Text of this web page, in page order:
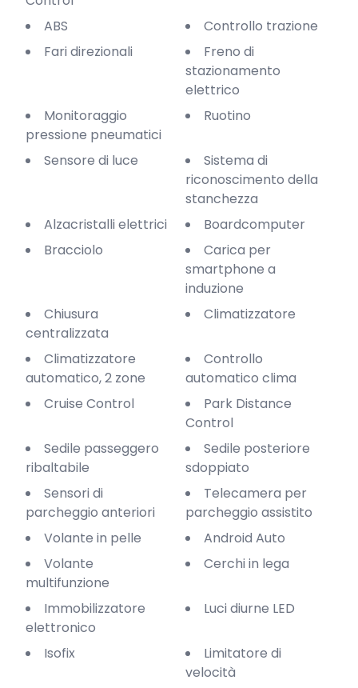
ABS
Controllo trazione
Fari direzionali
Freno di
stazionamento
elettrico
Monitoraggio
pressione pneumatici
Ruotino
Sensore di luce
Sistema di
riconoscimento della
stanchezza
Alzacristalli elettrici
Boardcomputer
Bracciolo
Carica per
smartphone a
induzione
Chiusura
centralizzata
Climatizzatore
Climatizzatore
automatico, 2 zone
Controllo
automatico clima
Cruise Control
Park Distance
Control
Sedile passeggero
ribaltabile
Sedile posteriore
sdoppiato
Sensori di
parcheggio anteriori
Telecamera per
parcheggio assistito
Volante in pelle
Android Auto
Volante
multifunzione
Cerchi in lega
Immobilizzatore
elettronico
Luci diurne LED
Isofix
Limitatore di
velocità